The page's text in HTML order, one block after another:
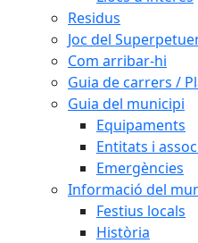
Residus
Joc del
Com arribar-hi
Guia de carrers /
Guia del municipi
Equipaments
Entitats i
Emergències
Informació del
Festius locals
Història